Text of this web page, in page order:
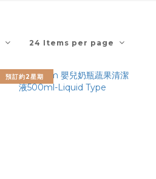
24 Items per page
預訂約2星期